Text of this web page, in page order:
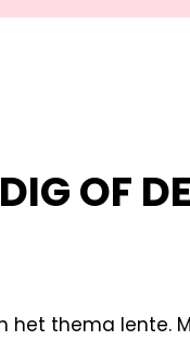
OF
het thema lente.